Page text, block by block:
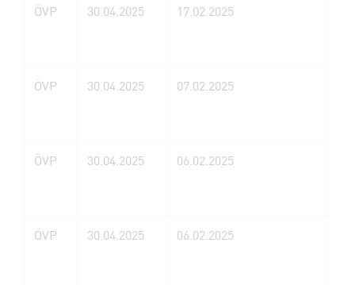
ÖVP 30.04.2025 17.02.2025
ÖVP 30.04.2025 07.02.2025
ÖVP 30.04.2025 06.02.2025
ÖVP 30.04.2025 06.02.2025